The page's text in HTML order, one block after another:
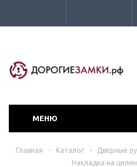
МЕНЮ
Главная - Каталог - Дверные
Накладка на